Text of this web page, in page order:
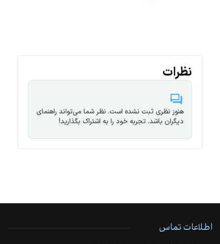
نظرات
هنوز نظری ثبت نشده است. نظر شما می‌تواند راهنمای
دیگران باشد. تجربه خود را به اشتراک بگذارید!
اطلاعات تماس